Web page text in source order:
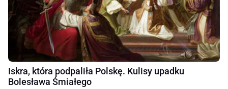
Iskra, która podpaliła Polskę. Kulisy upadku
Bolesława Śmiałego